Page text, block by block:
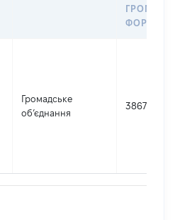
Громадське
об’єднання
38675471